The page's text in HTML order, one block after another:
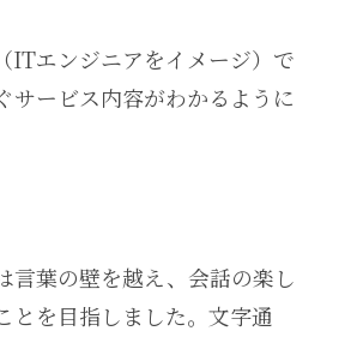
ITエンジニアをイメージ）で
サービス内容がわかるように
言葉の壁を越え、会話の楽し
とを目指しました。文字通